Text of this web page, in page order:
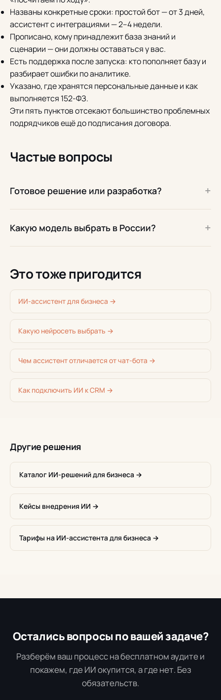
Названы конкретные сроки: простой бот — от 3 дней,
ассистент с интеграциями — 2–4 недели.
Прописано, кому принадлежит база знаний и
сценарии — они должны оставаться у вас.
Есть поддержка после запуска: кто пополняет базу и
разбирает ошибки по аналитике.
Указано, где хранятся персональные данные и как
выполняется 152-ФЗ.
Эти пять пунктов отсекают большинство проблемных
подрядчиков ещё до подписания договора.
Частые вопросы
Готовое решение или разработка? +
Какую модель выбрать в России? +
Это тоже пригодится
ИИ-ассистент для бизнеса →
Какую нейросеть выбрать →
Чем ассистент отличается от чат-бота →
Как подключить ИИ к CRM →
Другие решения
Каталог ИИ-решений для бизнеса →
Кейсы внедрения ИИ →
Тарифы на ИИ-ассистента для бизнеса →
Остались вопросы по вашей задаче?
Разберём ваш процесс на бесплатном аудите и
покажем, где ИИ окупится, а где нет. Без
обязательств.